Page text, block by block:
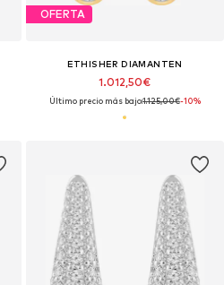
OFERTA
ETHISHER DIAMANTEN
1.012,50€
Último precio más bajo:1.125,00€-10%